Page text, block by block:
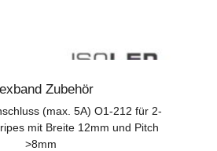
Zubehör
(max. 5A) O1-212 für 2-
mit Breite 12mm und Pitch
>8mm